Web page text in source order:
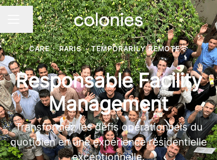
CAREER MENU
Share page
CARE · PARIS · TEMPORARILY REMOTE
Responsable Facility
Management
Transformez les défis opérationnels du
quotidien en une expérience résidentielle
exceptionnelle.